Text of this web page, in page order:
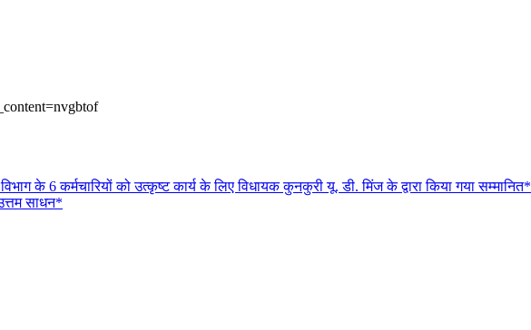
के 6 कर्मचारियों को उत्कृष्ट कार्य के लिए विधायक कुनकुरी यू. डी. मिंज के द्वारा किया गया सम्मानित*
साधन*